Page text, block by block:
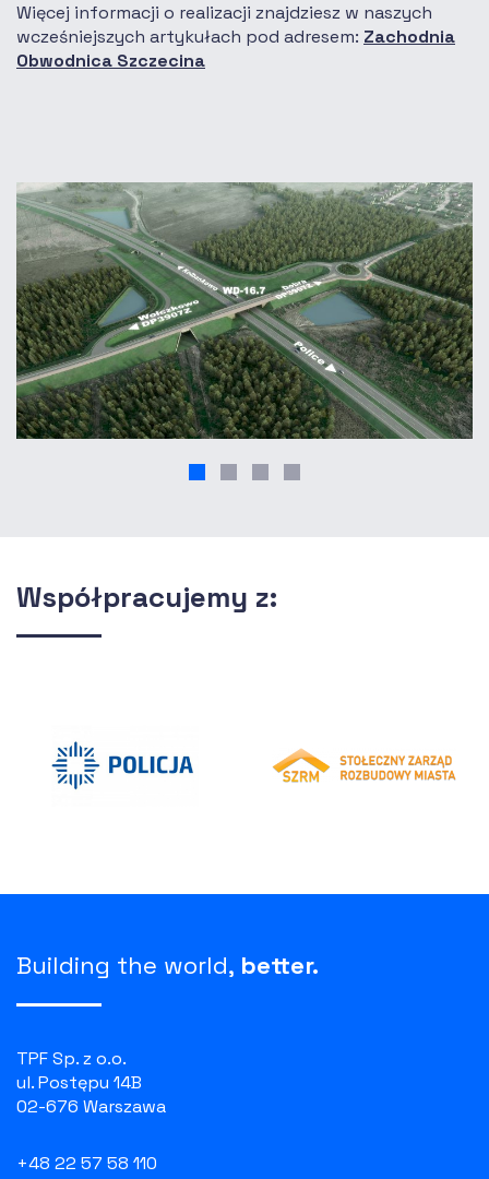
Więcej informacji o realizacji znajdziesz w naszych
wcześniejszych artykułach pod adresem: Zachodnia
Obwodnica Szczecina
Współpracujemy z:
Building the world, better.
TPF Sp. z o.o.
ul. Postępu 14B
02-676 Warszawa
+48 22 57 58 110